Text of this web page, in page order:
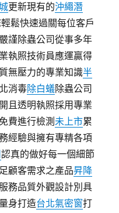
更新現有的沖繩潛
鬆快速過關每位客戶
謹除蟲公司從事多年
執照技術員應運贏得
無壓力的專業知識半
消毒除白蟻除蟲公司
且透明執照採用專業
費進行檢測未上市累
經驗與擁有專精各項
認真的做好每一個細節
顧客需求之產品昇降
務品質外觀設計別具
身打造台北氣密窗打